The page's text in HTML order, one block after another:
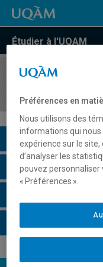
Étudier à l'UQAM
COURS//
Description du
Horaire - Été 2026
Préférences en
Nous utilisons des
informations qui
expérience sur le
d’analyser les
pouvez
« Préférences ».